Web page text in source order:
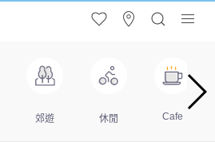
郊遊 休閒 Cafe